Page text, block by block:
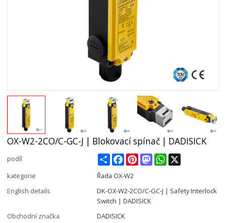
OX-W2-2CO/C-GC-J | Blokovací spínač | DADISICK
podíl ShareFacebookPinterestMastodonWhatsApp
kategorie
Řada OX-W2
English details
DK-OX-W2-2CO/C-GC-J | Safety Interlock
Switch | DADISICK
Obchodní značka
DADISICK